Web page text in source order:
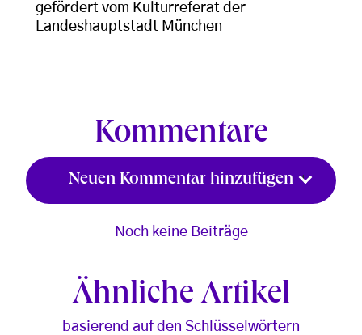
gefördert vom Kulturreferat der
Landeshauptstadt München
Kommentare
Neuen Kommentar hinzufügen
Noch keine Beiträge
Ähnliche Artikel
basierend auf den Schlüsselwörtern